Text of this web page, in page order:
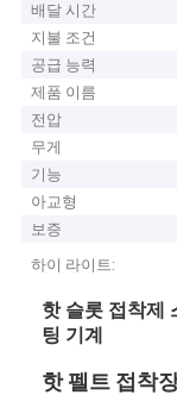
배달 시간
지불 조건
공급 능력
제품 이름
전압
무게
기능
아교형
보증
하이 라이트:
핫 슬롯 접착제
팅 기계
핫 펠트 접착